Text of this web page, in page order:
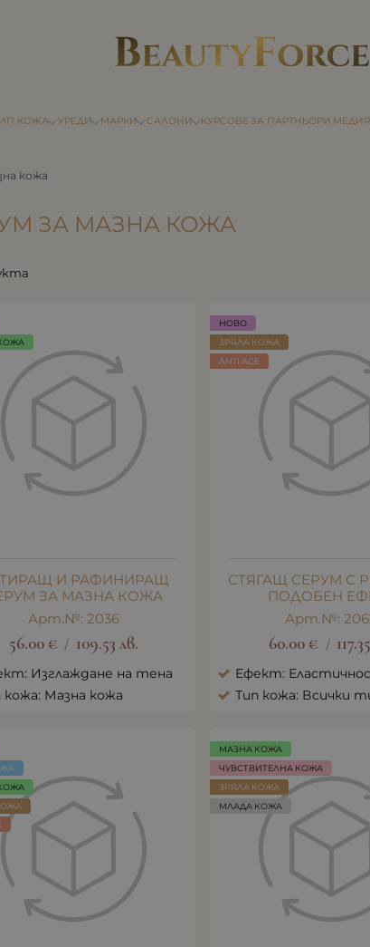
КОЖА УРЕДИ МАРКИ САЛОНИ КУРСОВЕ ЗА ПАРТНЬОРИ
кожа
ЗА МАЗНА КОЖА
И РАФИНИРАЩ
ЗА МАЗНА КОЖА
Арт.№: 2036
56.00€ / 109.53 лв.
Изглаждане на тена
кожа: Мазна кожа
СТЯГАЩ СЕРУМ С
ПОДОБЕН
Арт.№:
60.00 € / 117.35
Ефект:
Тип кожа: Всички
НОВО
ЗРЯЛА КОЖА
ANTI AGE
МАЗНА КОЖА
ЧУВСТВИТЕЛНА КОЖА
ЗРЯЛА КОЖА
МЛАДА КОЖА